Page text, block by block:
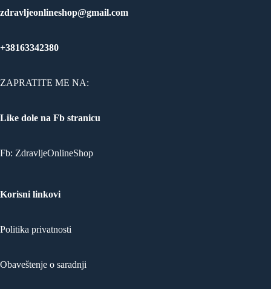
zdravljeonlineshop@gmail.com
+38163342380
ZAPRATITE ME NA:
Like dole na Fb stranicu
Fb: ZdravljeOnlineShop
Korisni linkovi
Politika privatnosti
Obaveštenje o saradnji